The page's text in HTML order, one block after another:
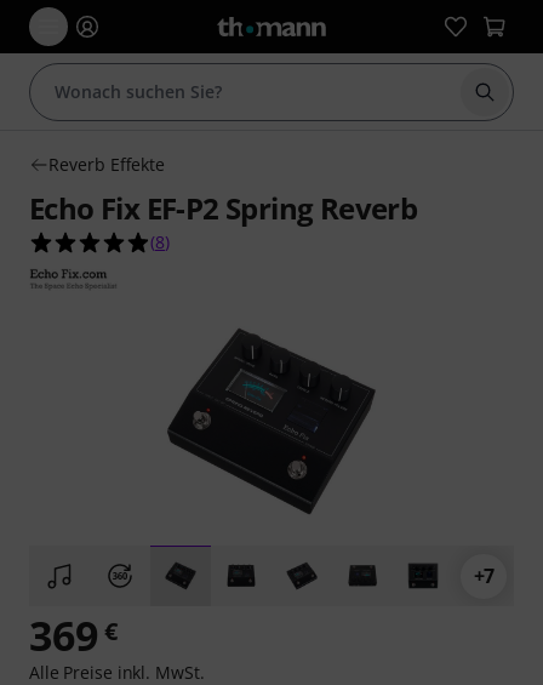
Suche
Reverb Effekte
Echo Fix EF-P2 Spring Reverb
4.9 von 5 Sternen aus 8 Kundenbewertungen
(8)
+7
369 €
Alle Preise inkl. MwSt.